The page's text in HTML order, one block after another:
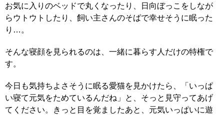
お気に入りのベッドで丸くなったり、日向ぼっこをしなが
らウトウトしたり、飼い主さんのそばで幸せそうに眠った
り…。
そんな寝顔を見られるのは、一緒に暮らす人だけの特権で
す。
今日も気持ちよさそうに眠る愛猫を見かけたら、「いっぱ
い寝て元気をためているんだね」と、そっと見守ってあげ
てください。きっと目を覚ましたあと、元気いっぱいに遊